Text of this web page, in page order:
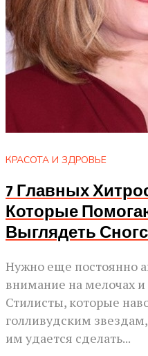
КРАСОТА И ЗДРОВЬЕ
7 Главных
Которые
Выглядеть
Нужно еще постоянно
внимание на мелочах и
Стилисты, которые
голливудским
им удается сделать...